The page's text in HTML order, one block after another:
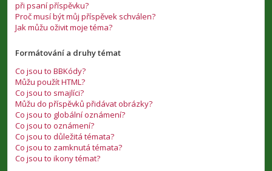
při psaní příspěvku?
Proč musí být můj příspěvek schválen?
Jak můžu oživit moje téma?
Formátování a druhy témat
Co jsou to BBKódy?
Můžu použít HTML?
Co jsou to smajlíci?
Můžu do příspěvků přidávat obrázky?
Co jsou to globální oznámení?
Co jsou to oznámení?
Co jsou to důležitá témata?
Co jsou to zamknutá témata?
Co jsou to ikony témat?